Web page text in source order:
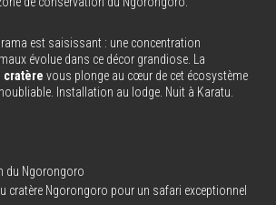
est saisissant : une concentration
évolue dans ce décor grandiose. La
cratère vous plonge au cœur de cet écosystème
Installation au lodge. Nuit à Karatu.
du Ngorongoro
cratère Ngorongoro pour un safari exceptionnel